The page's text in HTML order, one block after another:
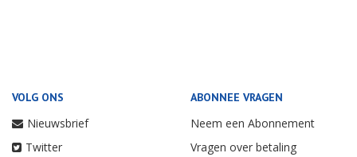
VOLG ONS
Nieuwsbrief
Twitter
ABONNEE VRAGEN
Neem een Abonnement
Vragen over betaling